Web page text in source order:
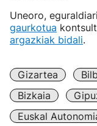
Uneoro,
gaurkotua
argazkiak bidali.
Gizartea
Bizkaia
Euskal